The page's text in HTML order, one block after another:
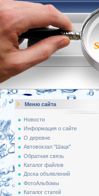
Меню сайта
Новости
Информация о сайте
О деревне
Автовокзал "Шацк"
Обратная связь
Каталог файлов
Доска объявлений
ФотоАльбомы
Каталог статей